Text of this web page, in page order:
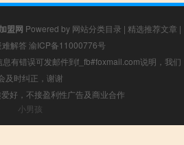
盟网 Powered by 网站分类目录 | 精选推荐文章 |
难解答 渝ICP备11000776号
有错误可发邮件到f_fb#foxmail.com说明，我们
及时纠正，谢谢
好，不接盈利性广告及商业合作
小男孩